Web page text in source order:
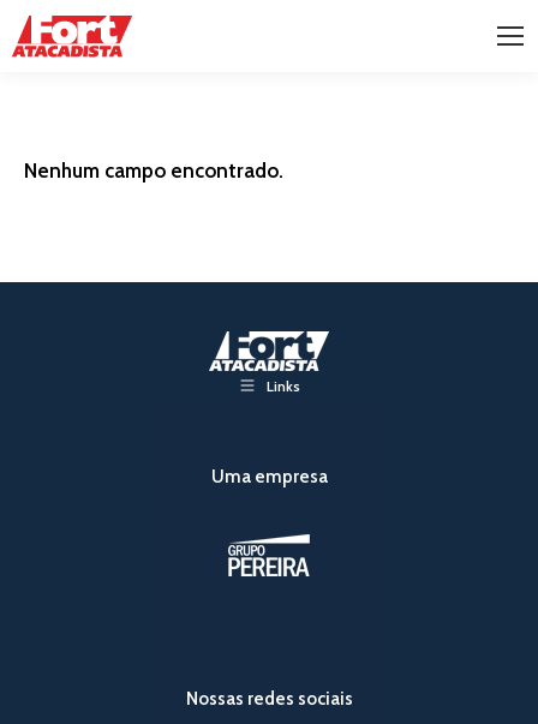
Nenhum campo encontrado.
Links
Uma empresa
Nossas redes sociais